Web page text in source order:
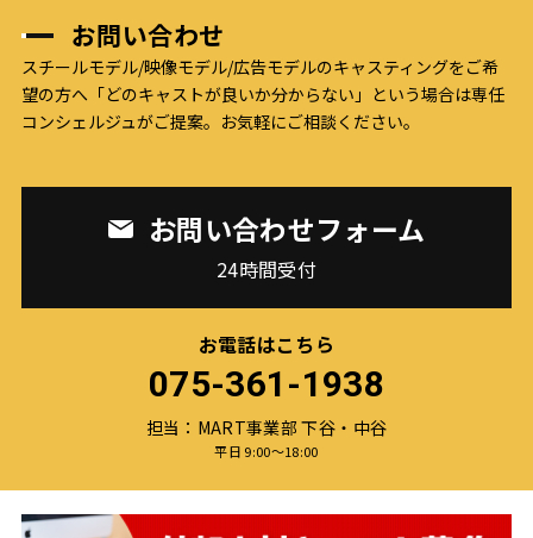
お問い合わせ
スチールモデル/映像モデル/広告モデルのキャスティングをご希
望の方へ「どのキャストが良いか分からない」という場合は専任
コンシェルジュがご提案。お気軽にご相談ください。
お問い合わせフォーム
24時間受付
お電話はこちら
075-361-1938
担当：MART事業部 下谷・中谷
平日 9:00〜18:00